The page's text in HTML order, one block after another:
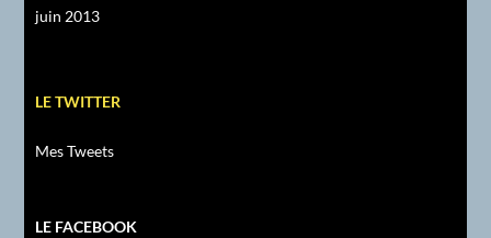
juin 2013
LE TWITTER
Mes Tweets
LE FACEBOOK